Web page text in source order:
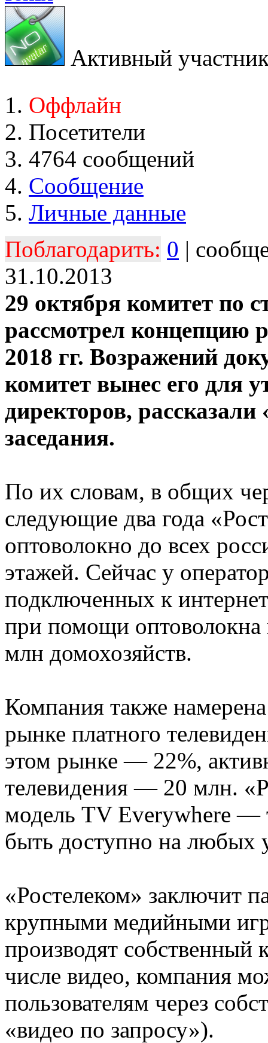
Активный
Оффлайн
Посетители
4764 сообщений
Сообщение
Личные данные
Поблагодарить: 0 |
31.10.2013
29 октября комитет по
рассмотрел концепцию
2018 гг. Возражений
комитет вынес его для
директоров,
заседания.
По их словам, в общих
следующие два года
оптоволокно до всех
этажей. Сейчас у
подключенных к
при помощи
млн домохозяйств.
Компания также
рынке платного
этом рынке — 22%,
телевидения — 20 млн.
модель TV Everywhere —
быть доступно на любых
«Ростелеком» заключит
крупными медийными
производят собственный
числе видео, компания
пользователям через
«видео по запросу»).